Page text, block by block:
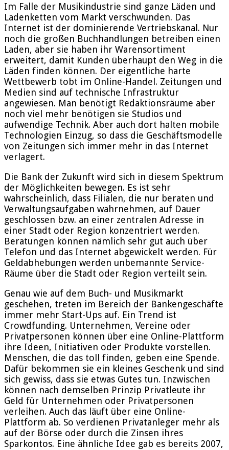
Im Falle der Musikindustrie sind ganze Läden und
Ladenketten vom Markt verschwunden. Das
Internet ist der dominierende Vertriebskanal. Nur
noch die großen Buchhandlungen betreiben einen
Laden, aber sie haben ihr Warensortiment
erweitert, damit Kunden überhaupt den Weg in die
Läden finden können. Der eigentliche harte
Wettbewerb tobt im Online-Handel. Zeitungen und
Medien sind auf technische Infrastruktur
angewiesen. Man benötigt Redaktionsräume aber
noch viel mehr benötigen sie Studios und
aufwendige Technik. Aber auch dort halten mobile
Technologien Einzug, so dass die Geschäftsmodelle
von Zeitungen sich immer mehr in das Internet
verlagert.
Die Bank der Zukunft wird sich in diesem Spektrum
der Möglichkeiten bewegen. Es ist sehr
wahrscheinlich, dass Filialen, die nur beraten und
Verwaltungsaufgaben wahrnehmen, auf Dauer
geschlossen bzw. an einer zentralen Adresse in
einer Stadt oder Region konzentriert werden.
Beratungen können nämlich sehr gut auch über
Telefon und das Internet abgewickelt werden. Für
Geldabhebungen werden unbemannte Service-
Räume über die Stadt oder Region verteilt sein.
Genau wie auf dem Buch- und Musikmarkt
geschehen, treten im Bereich der Bankengeschäfte
immer mehr Start-Ups auf. Ein Trend ist
Crowdfunding. Unternehmen, Vereine oder
Privatpersonen können über eine Online-Plattform
ihre Ideen, Initiativen oder Produkte vorstellen.
Menschen, die das toll finden, geben eine Spende.
Dafür bekommen sie ein kleines Geschenk und sind
sich gewiss, dass sie etwas Gutes tun. Inzwischen
können nach demselben Prinzip Privatleute ihr
Geld für Unternehmen oder Privatpersonen
verleihen. Auch das läuft über eine Online-
Plattform ab. So verdienen Privatanleger mehr als
auf der Börse oder durch die Zinsen ihres
Sparkontos. Eine ähnliche Idee gab es bereits 2007,